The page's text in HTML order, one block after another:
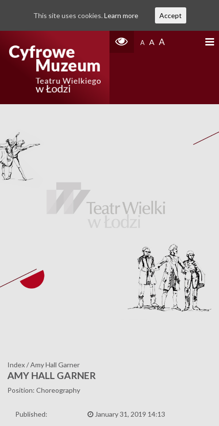
A A A
Index/Amy Hall Garner
AMY HALL GARNER
Position: Choreography
Published: January 31, 2019 14:13
This site uses cookies. Learn more Accept